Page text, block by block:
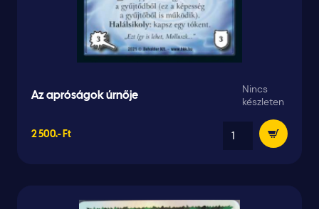
Az apróságok úrnője
Nincs
készleten
2 500.- Ft